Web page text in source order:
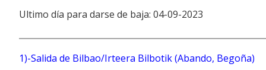
Ultimo día para darse de baja: 04-09-2023
1)-Salida de Bilbao/Irteera Bilbotik (Abando,